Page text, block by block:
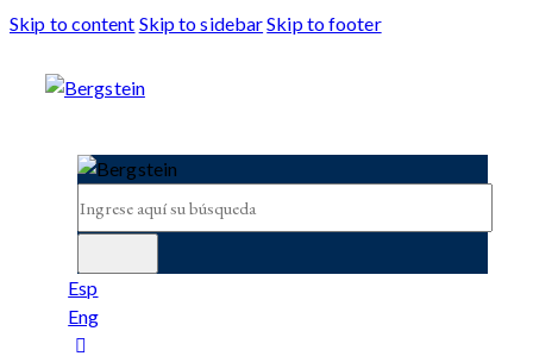
Skip to content Skip to sidebarSkip to footer
Esp
Eng